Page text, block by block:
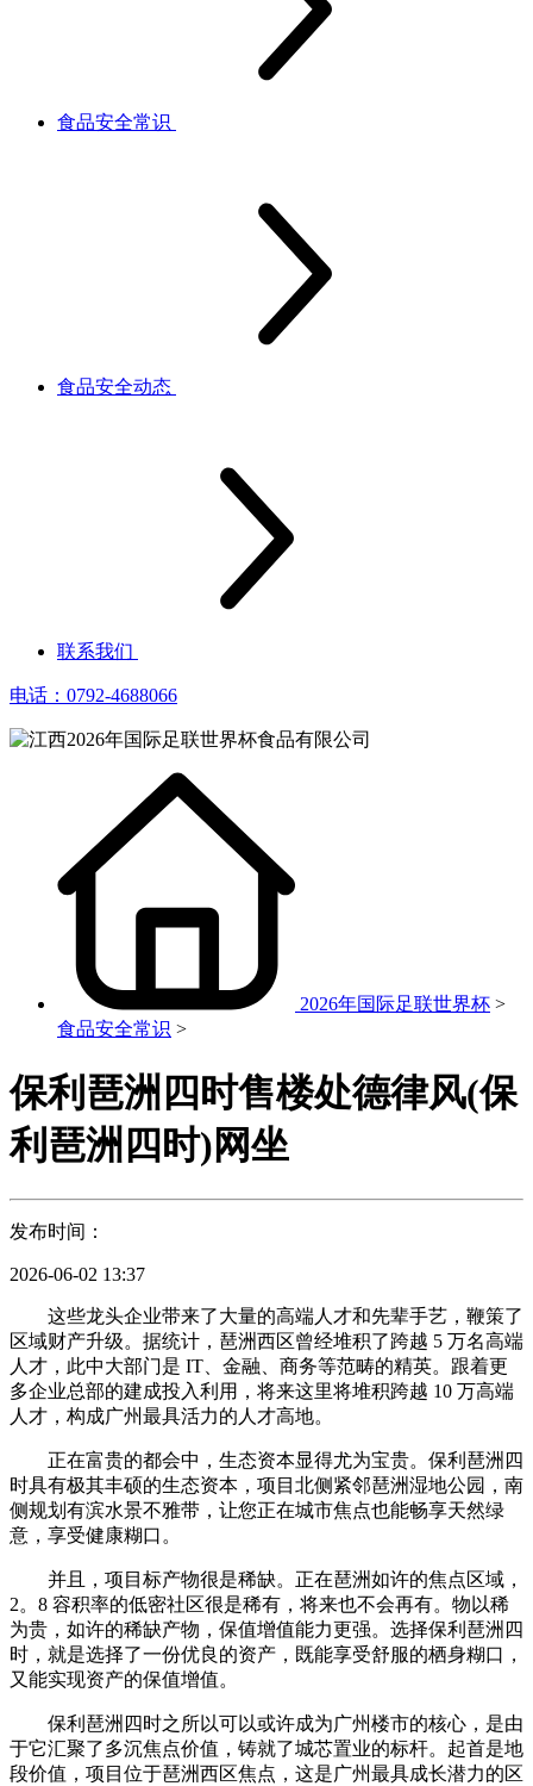
食品安全常识
食品安全动态
联系我们
电话：0792-4688066
2026年国际足联世界杯 >
食品安全常识 >
保利琶洲四时售楼处德律风(保
利琶洲四时)网坐
发布时间：
2026-06-02 13:37
这些龙头企业带来了大量的高端人才和先辈手艺，鞭策了
区域财产升级。据统计，琶洲西区曾经堆积了跨越 5 万名高端
人才，此中大部门是 IT、金融、商务等范畴的精英。跟着更
多企业总部的建成投入利用，将来这里将堆积跨越 10 万高端
人才，构成广州最具活力的人才高地。
正在富贵的都会中，生态资本显得尤为宝贵。保利琶洲四
时具有极其丰硕的生态资本，项目北侧紧邻琶洲湿地公园，南
侧规划有滨水景不雅带，让您正在城市焦点也能畅享天然绿
意，享受健康糊口。
并且，项目标产物很是稀缺。正在琶洲如许的焦点区域，
2。8 容积率的低密社区很是稀有，将来也不会再有。物以稀
为贵，如许的稀缺产物，保值增值能力更强。选择保利琶洲四
时，就是选择了一份优良的资产，既能享受舒服的栖身糊口，
又能实现资产的保值增值。
保利琶洲四时之所以可以或许成为广州楼市的核心，是由
于它汇聚了多沉焦点价值，铸就了城芯置业的标杆。起首是地
段价值，项目位于琶洲西区焦点，这是广州最具成长潜力的区